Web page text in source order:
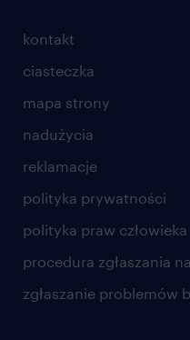
kontakt
ciasteczka
mapa strony
nadużycia
reklamacje
polityka prywatności
polityka praw człowieka
procedura zgłaszania
zgłaszanie problemów